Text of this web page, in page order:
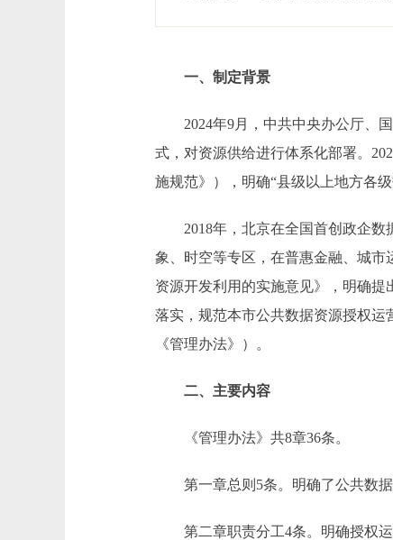
一、制定背景
2024年9月，中共中央办公厅、国
式，对资源供给进行体系化部署。
施规范》），明确“县级以上地方各
2018年，北京在全国首创政企数据
象、时空等专区，在普惠金融、城市
资源开发利用的实施意见》，明确
落实，规范本市公共数据资源授权
《管理办法》）。
二、主要内容
《管理办法》共8章36条。
第一章总则5条。明确了公共数据
第二章职责分工4条。明确授权运